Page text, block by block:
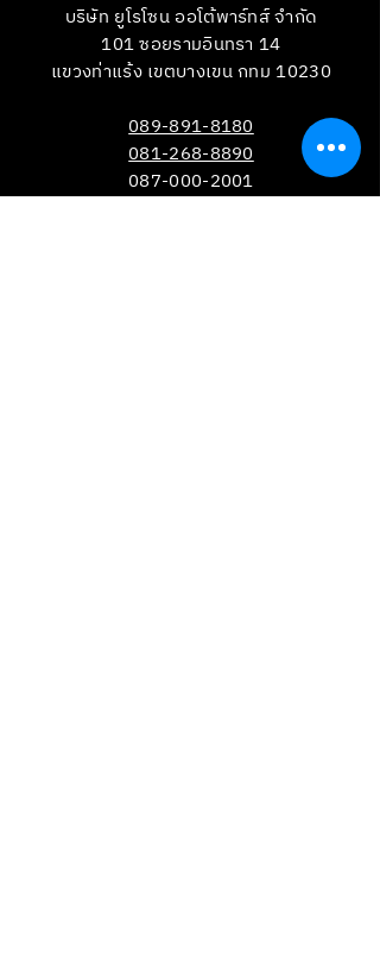
บริษัท ยูโรโซน ออโต้พาร์ทส์ จำกัด
101 ซอยรามอินทรา 14
แขวงท่าแร้ง เขตบางเขน กทม 10230
089-891-8180
081-268-8890
087-000-2001